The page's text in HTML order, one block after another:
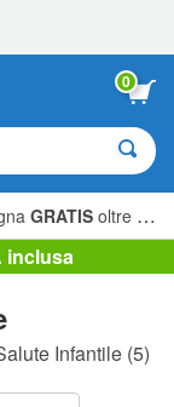
0
GRATIS oltre 60,00 € »
inclusa
Infantile (5)